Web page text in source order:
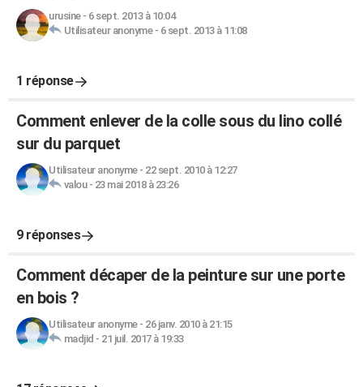
urusine- 6 sept. 2013 à 10:04
Utilisateur anonyme- 6 sept. 2013 à 11:08
1 réponse
Comment enlever de la colle sous du lino collé
sur du parquet
Utilisateur anonyme- 22 sept. 2010 à 12:27
valou- 23 mai 2018 à 23:26
9 réponses
Comment décaper de la peinture sur une porte
en bois ?
Utilisateur anonyme- 26 janv. 2010 à 21:15
madjid - 21 juil. 2017 à 19:33